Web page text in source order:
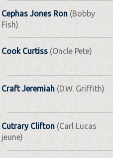
Cephas Jones Ron (Bobby
Fish)
Cook Curtiss (Oncle Pete)
Craft Jeremiah(D.W. Griffith)
Cutrary Clifton(Carl Lucas
jeune)